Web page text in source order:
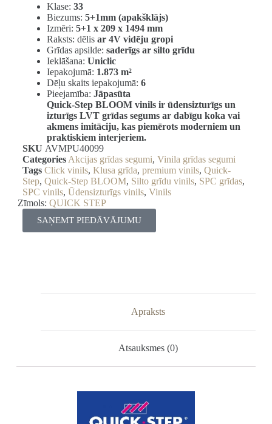
Klase: 33
Biezums: 5+1mm (apakšklājs)
Izmēri: 5+1 x 209 x 1494 mm
Raksts: dēlis ar 4V vidēju gropi
Grīdas apsilde: saderīgs ar silto grīdu
Ieklāšana: Uniclic
Iepakojumā: 1.873 m²
Dēļu skaits iepakojumā: 6
Pieejamība: Jāpasūta
Quick-Step BLOOM vinils ir ūdensizturīgs un
izturīgs LVT grīdas segums ar dabīgu koka vai
akmens imitāciju, kas piemērots moderniem un
praktiskiem interjeriem.
SKU AVMPU40099
Categories Akcijas grīdas segumi, Vinila grīdas segumi
Tags Click vinils, Klusa grīda, premium vinils, Quick-
Step, Quick-Step BLOOM, Silto grīdu vinils, SPC grīdas,
SPC vinils, Ūdensizturīgs vinils, Vinils
Zīmols: QUICK STEP
SAŅEMT PIEDĀVĀJUMU
Apraksts
Atsauksmes (0)